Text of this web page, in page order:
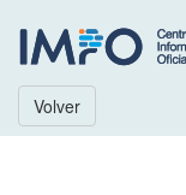
Volver